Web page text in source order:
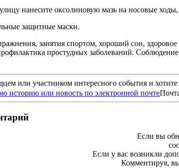
нанесите оксолиновую мазь на носовые
защитные маски.
занятия спортом, хороший сон,
простудных заболеваний.
или участником интересного события и
Если вы
Если у вас возникли
Комментируя,